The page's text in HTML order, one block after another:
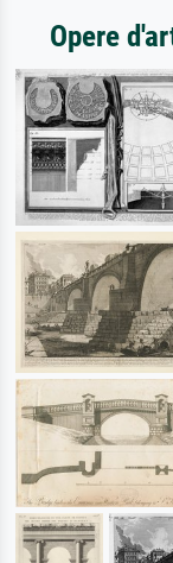
Opere